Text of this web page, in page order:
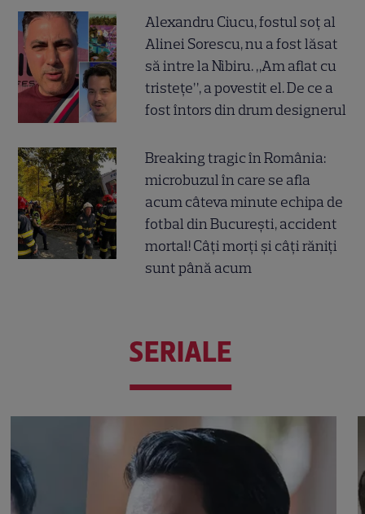
Alexandru Ciucu, fostul soț al
Alinei Sorescu, nu a fost lăsat
să intre la Nibiru. „Am aflat cu
tristețe”, a povestit el. De ce a
fost întors din drum designerul
Breaking tragic în România:
microbuzul în care se afla
acum câteva minute echipa de
fotbal din București, accident
mortal! Câți morți și câți răniți
sunt până acum
SERIALE